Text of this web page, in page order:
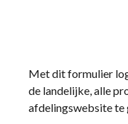
Met dit formulier
de landelijke, alle
afdelingswebsite te